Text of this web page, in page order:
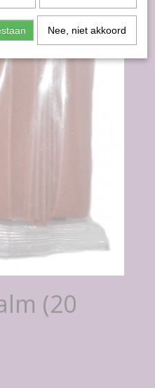
(20
Nee, niet akkoord